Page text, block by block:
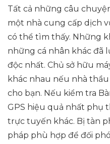
Tất cả những câu
một nhà cung cấp dịch
có thể tìm thấy. Những
những cá nhân khác đã
độc nhất. Chủ sở hữu
khác nhau nếu nhà
cho bạn. Nếu kiểm tra
GPS hiệu quả nhất phụ
trực tuyến khác. Bị tàn
pháp phù hợp để đối